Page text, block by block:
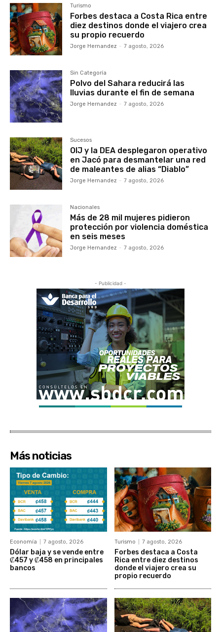
Turismo
Forbes destaca a Costa Rica entre
diez destinos donde el viajero crea
su propio recuerdo
Jorge Hernandez - 7 agosto, 2026
Sin Categoría
Polvo del Sahara reducirá las
lluvias durante el fin de semana
Jorge Hernandez - 7 agosto, 2026
Sucesos
OIJ y la DEA desplegaron operativo
en Jacó para desmantelar una red
de maleantes de alias “Diablo”
Jorge Hernandez - 7 agosto, 2026
Nacionales
Más de 28 mil mujeres pidieron
protección por violencia doméstica
en seis meses
Jorge Hernandez - 7 agosto, 2026
- Publicidad -
Más noticias
Economía 7 agosto, 2026
Dólar baja y se vende entre
₡457 y ₡458 en principales
bancos
Turismo 7 agosto, 2026
Forbes destaca a Costa
Rica entre diez destinos
donde el viajero crea su
propio recuerdo